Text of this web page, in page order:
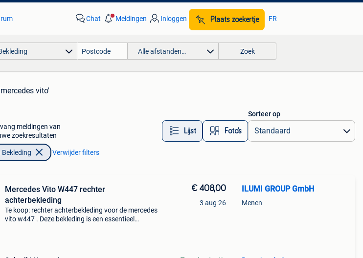
Chat Meldingen Inloggen Plaats zoekertje FR
Alle afstanden… Zoek
vito'
meldingen van
zoekresultaten
Lijst Foto’s
Sorteer op
Bekleding Verwijder filters
Mercedes Vito W447 rechter
achterbekleding
Te koop: rechter achterbekleding voor de mercedes
vito w447 . Deze bekleding is een essentieel
€ 408,00
3 aug 26
ILUMI GROUP GmbH
Menen